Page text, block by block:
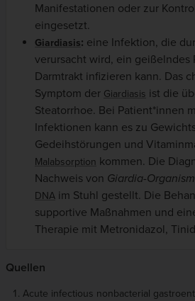
Manifestationen oder zur
eingesetzt.
Giardiasis: eine Infektion, die
verursacht wird, ein geißelndes
Darmtrakt infizieren kann. Das
Symptom der Giardiasis ist die
Steatorrhoe. Bei Patient*innen
Infektionen kann es zu
Gedeihstörungen und
Malabsorption kommen. Die
Nachweis von Giardia-
DNA im Stuhl gestellt. Die
supportive Maßnahmen und
Therapie mit Metronidazol,
Quellen
Acute infectious nonbacterial